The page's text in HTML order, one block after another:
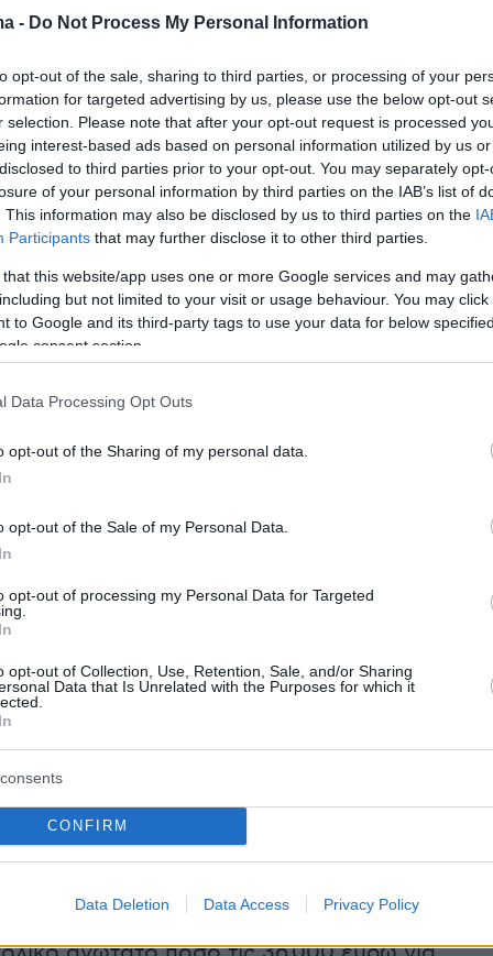
- Do Not Process My Personal Information
opt-out of the sale, sharing to third parties, or processing of your
for targeted advertising by us, please use the below opt-out
selection. Please note that after your opt-out request is processed
interest-based ads based on personal information utilized by us
to third parties prior to your opt-out. You may separately
of your personal information by third parties on the IAB’s list of
This information may also be disclosed by us to third parties on the
Participants that may further disclose it to other third parties.
that this website/app uses one or more Google services and may
but not limited to your visit or usage behaviour. You may
to Google and its third-party tags to use your data for below
consent section.
Data Processing Opt Outs
opt-out of the Sharing of my personal data.
opt-out of the Sale of my Personal Data.
opt-out of processing my Personal Data for Targeted
opt-out of Collection, Use, Retention, Sale, and/or Sharing
Data that Is Unrelated with the Purposes for which it
CONFIRM
Data Deletion Data Access Privacy Policy
για εργασίες και υλικά θα φτάσει
ευρώ συνολικά, εκ των οποίων τα 91
Ανατολική Μακεδονία και Θράκη, τα 33,3
Αττική, 20 εκατ. στην Κεντρική Μακεδονία, 9
στην Κρήτη και μικρότερα ποσά (3-6 εκατ.
της χώρας.
ανακαινίσεις και ήπιες ενεργειακές
και«κλειστά» ακίνηταπου θα βγουν
αλλά και κατοικίες που ήδη κατοικούνται
αναβάθμιση.
καλύπτει εργασίες ανακαίνισης, επισκευής
καθώς και την αγορά υλικών και
συνδέονται με αυτές. Η δημόσια ενίσχυση
80% για την πρώτη εισοδηματική κατηγορία
και έως το 70% για τη δεύτερη
Προβλέπεται επιπλέον προσαύξηση 5%
οικογένειες και για άτομα με
όριο 95% και 85% αντίστοιχα.
καλύπτει έως 300 ευρώ ανά τετραγωνικό